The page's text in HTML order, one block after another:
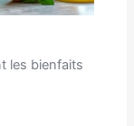
les bienfaits